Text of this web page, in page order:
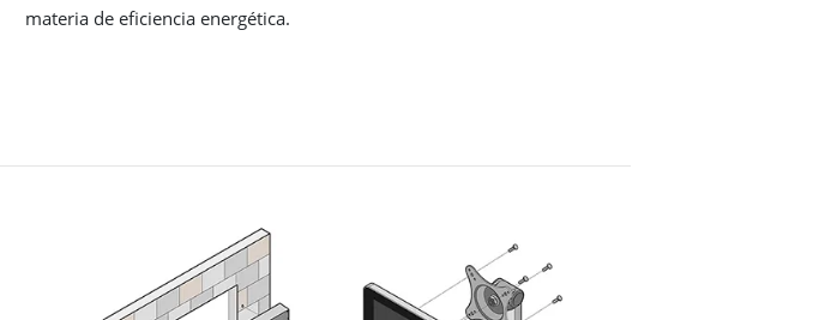
materia de eficiencia energética.